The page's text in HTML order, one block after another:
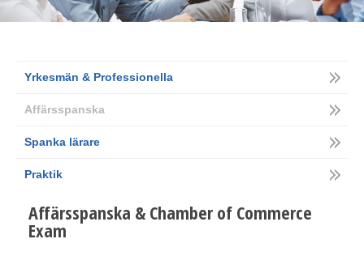
Yrkesmän & Professionella
Affärsspanska
Spanka lärare
Praktik
Affärsspanska & Chamber of Commerce
Exam